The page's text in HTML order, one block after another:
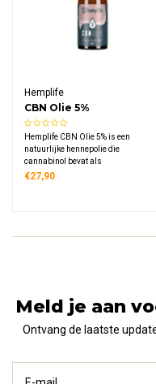
Hemplife
CBN Olie 5%
Hemplife CBN Olie 5% is een
natuurlijke hennepolie die
cannabinol bevat als
voedingssupplement, vervaardigd
€27,90
Meld je aan
Ontvang de laatste